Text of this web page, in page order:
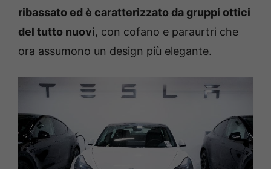
ribassato ed è caratterizzato da gruppi ottici
del tutto nuovi, con cofano e paraurtri che
ora assumono un design più elegante.